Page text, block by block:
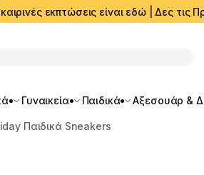
εκπτώσεις είναι εδώ | Δες τις
Γυναικεία Παιδικά Αξεσουάρ &
Παιδικά Sneakers